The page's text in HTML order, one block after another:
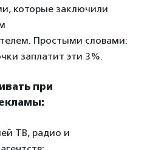
которые заключили
Простыми словами:
заплатит эти 3%.
при
ТВ, радио и